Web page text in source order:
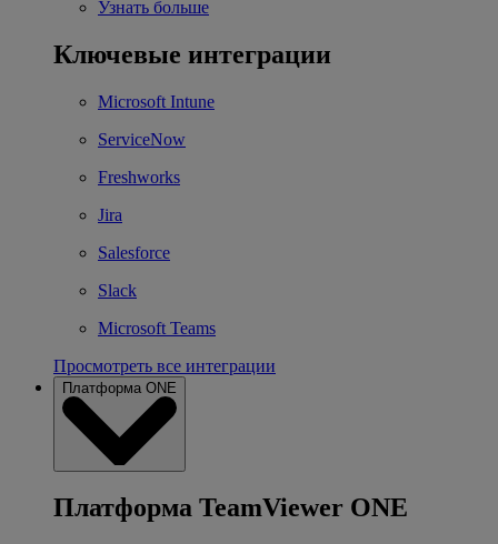
Узнать больше
Ключевые интеграции
Microsoft Intune
ServiceNow
Freshworks
Jira
Salesforce
Slack
Microsoft Teams
Просмотреть все интеграции
Платформа ONE
Платформа TeamViewer ONE